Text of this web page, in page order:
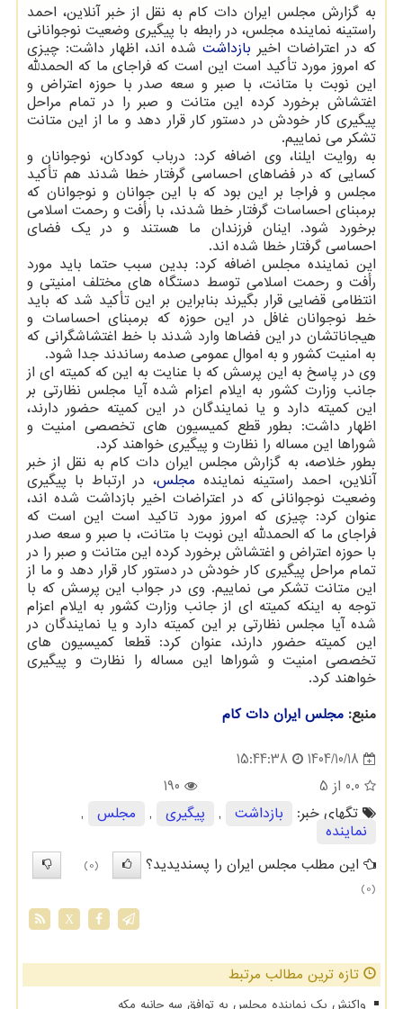
به گزارش مجلس ایران دات کام به نقل از خبر آنلاین، احمد
راستینه نماینده مجلس، در رابطه با پیگیری وضعیت نوجوانانی
که در اعتراضات اخیر بازداشت شده اند، اظهار داشت: چیزی
که امروز مورد تأکید است این است که فراجای ما که الحمدلله
این نوبت با متانت، با صبر و سعه صدر با حوزه اعتراض و
اغتشاش برخورد کرده این متانت و صبر را در تمام مراحل
پیگیری کار خودش در دستور کار قرار دهد و ما از این متانت
تشکر می نماییم.
به روایت ایلنا، وی اضافه کرد: درباب کودکان، نوجوانان و
کسایی که در فضاهای احساسی گرفتار خطا شدند هم تأکید
مجلس و فراجا بر این بود که با این جوانان و نوجوانان که
برمبنای احساسات گرفتار خطا شدند، با رأفت و رحمت اسلامی
برخورد شود. اینان فرزندان ما هستند و در یک فضای
احساسی گرفتار خطا شده اند.
این نماینده مجلس اضافه کرد: بدین سبب حتما باید مورد
رأفت و رحمت اسلامی توسط دستگاه های مختلف امنیتی و
انتظامی قضایی قرار بگیرند بنابراین بر این تأکید شد که باید
خط نوجوانان غافل در این حوزه که برمبنای احساسات و
هیجاناتشان در این فضاها وارد شدند با خط اغتشاشگرانی که
به امنیت کشور و به اموال عمومی صدمه رساندند جدا شود.
وی در پاسخ به این پرسش که با عنایت به این که کمیته ای از
جانب وزارت کشور به ایلام اعزام شده آیا مجلس نظارتی بر
این کمیته دارد و یا نمایندگان در این کمیته حضور دارند،
اظهار داشت: بطور قطع کمیسیون های تخصصی امنیت و
شوراها این مساله را نظارت و پیگیری خواهند کرد.
بطور خلاصه، به گزارش مجلس ایران دات کام به نقل از خبر
آنلاین، احمد راستینه نماینده مجلس، در ارتباط با پیگیری
وضعیت نوجوانانی که در اعتراضات اخیر بازداشت شده اند،
عنوان کرد: چیزی که امروز مورد تاکید است این است که
فراجای ما که الحمدلله این نوبت با متانت، با صبر و سعه صدر
با حوزه اعتراض و اغتشاش برخورد کرده این متانت و صبر را در
تمام مراحل پیگیری کار خودش در دستور کار قرار دهد و ما از
این متانت تشکر می نماییم. وی در جواب این پرسش که با
توجه به اینکه کمیته ای از جانب وزارت کشور به ایلام اعزام
شده آیا مجلس نظارتی بر این کمیته دارد و یا نمایندگان در
این کمیته حضور دارند، عنوان کرد: قطعا کمیسیون های
تخصصی امنیت و شوراها این مساله را نظارت و پیگیری
خواهند کرد.
منبع: مجلس ایران دات كام
1404/10/18
15:44:38
0.0 از 5
190
تگهای خبر:
بازداشت , پیگیری , مجلس
,
نماینده
این مطلب مجلس ایران را پسندیدید؟
(0)
(0)
X
تازه ترین مطالب مرتبط
واکنش یک نماینده مجلس به توافق سه جانبه مکه